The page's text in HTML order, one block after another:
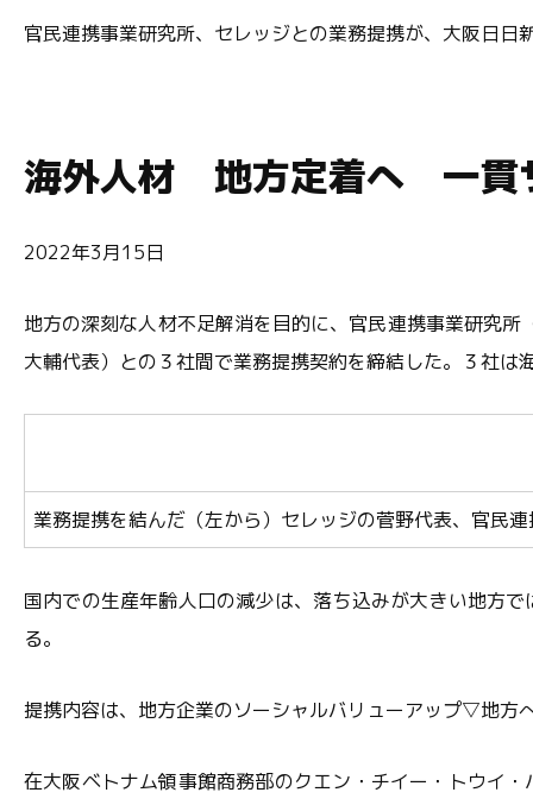
官民連携事業研究所、セレッジとの業務提携が、大阪日日
海外人材 地方定着へ 一貫
2022年3月15日
地方の深刻な人材不足解消を目的に、官民連携事業研究
大輔代表）との３社間で業務提携契約を締結した。３社
業務提携を結んだ（左から）セレッジの菅野代表、官民
国内での生産年齢人口の減少は、落ち込みが大きい地方
る。
提携内容は、地方企業のソーシャルバリューアップ▽地
在大阪ベトナム領事館商務部のクエン・チイー・トウイ